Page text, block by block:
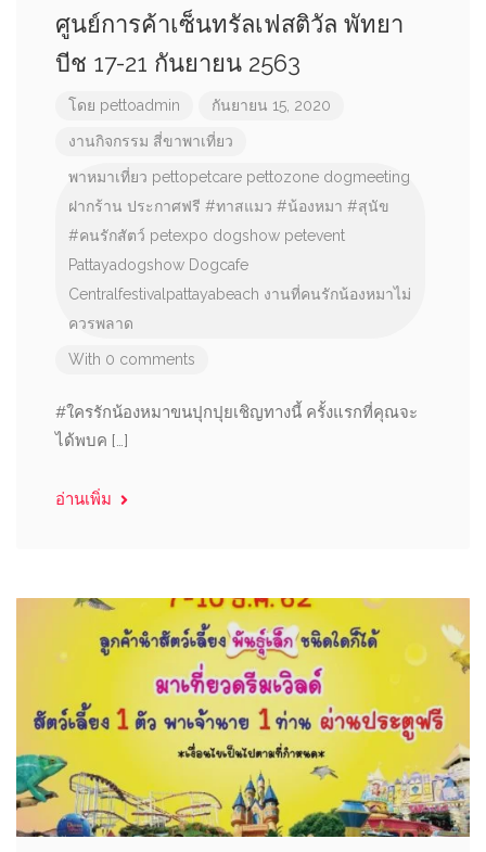
ศูนย์การค้าเซ็นทรัลเฟสติวัล พัทยา
บีช 17-21 กันยายน 2563
โดย pettoadmin กันยายน 15, 2020
งานกิจกรรม สี่ขาพาเที่ยว
พาหมาเที่ยว pettopetcare pettozone dogmeeting
ฝากร้าน ประกาศฟรี #ทาสแมว #น้องหมา #สุนัข
#คนรักสัตว์ petexpo dogshow petevent
Pattayadogshow Dogcafe
Centralfestivalpattayabeach งานที่คนรักน้องหมาไม่
ควรพลาด
With 0 comments
#ใครรักน้องหมาขนปุกปุยเชิญทางนี้ ครั้งแรกที่คุณจะ
ได้พบค […]
อ่านเพิ่ม